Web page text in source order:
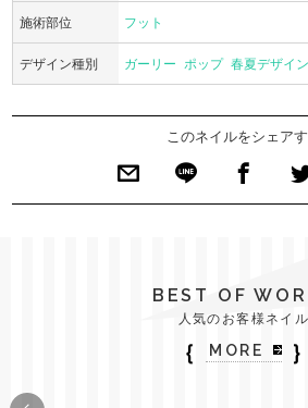
施術部位 フット
デザイン種別 ガーリー ポップ 春夏デザイン
このネイルをシェア
BEST OF
人気のお客様ネイル
｛ MORE ｝